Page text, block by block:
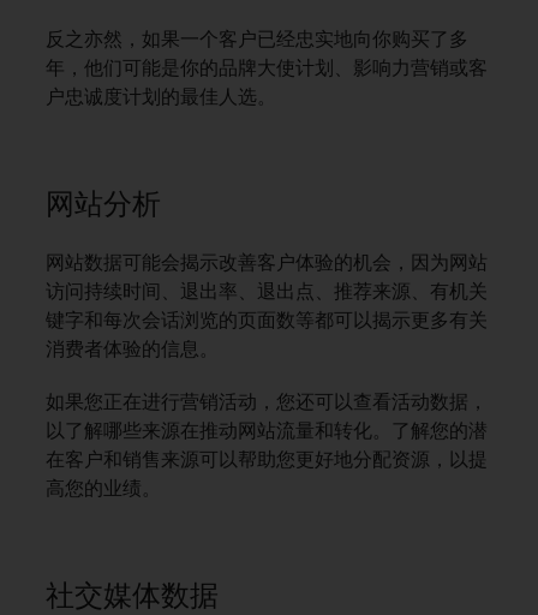
反之亦然，如果一个客户已经忠实地向你购买了多
年，他们可能是你的品牌大使计划、影响力营销或客
户忠诚度计划的最佳人选。
网站分析
网站数据可能会揭示改善客户体验的机会，因为网站
访问持续时间、退出率、退出点、推荐来源、有机关
键字和每次会话浏览的页面数等都可以揭示更多有关
消费者体验的信息。
如果您正在进行营销活动，您还可以查看活动数据，
以了解哪些来源在推动网站流量和转化。了解您的潜
在客户和销售来源可以帮助您更好地分配资源，以提
高您的业绩。
社交媒体数据